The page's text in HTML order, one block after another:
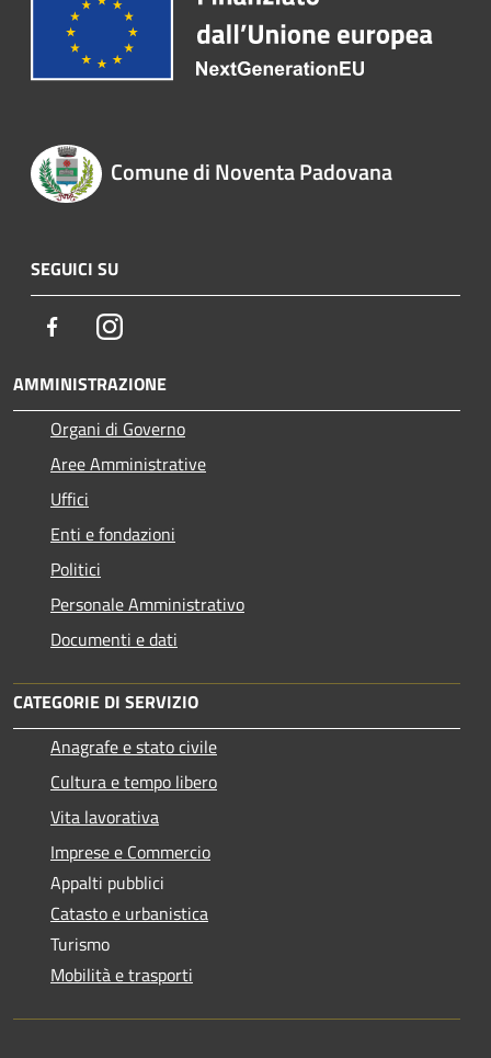
Comune di Noventa Padovana
SEGUICI SU
FacebookInstagram
AMMINISTRAZIONE
Organi di Governo
Aree Amministrative
Uffici
Enti e fondazioni
Politici
Personale Amministrativo
Documenti e dati
CATEGORIE DI SERVIZIO
Anagrafe e stato civile
Cultura e tempo libero
Vita lavorativa
Imprese e Commercio
Appalti pubblici
Catasto e urbanistica
Turismo
Mobilità e trasporti